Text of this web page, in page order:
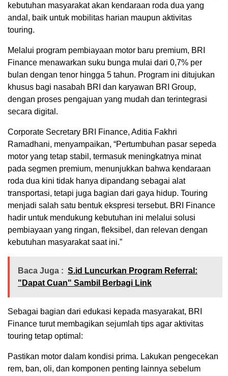
kebutuhan masyarakat akan kendaraan roda dua yang
andal, baik untuk mobilitas harian maupun aktivitas
touring.
Melalui program pembiayaan motor baru premium, BRI
Finance menawarkan suku bunga mulai dari 0,7% per
bulan dengan tenor hingga 5 tahun. Program ini ditujukan
khusus bagi nasabah BRI dan karyawan BRI Group,
dengan proses pengajuan yang mudah dan terintegrasi
secara digital.
Corporate Secretary BRI Finance, Aditia Fakhri
Ramadhani, menyampaikan, “Pertumbuhan pasar sepeda
motor yang tetap stabil, termasuk meningkatnya minat
pada segmen premium, menunjukkan bahwa kendaraan
roda dua kini tidak hanya dipandang sebagai alat
transportasi, tetapi juga bagian dari gaya hidup. Touring
menjadi salah satu bentuk ekspresi tersebut. BRI Finance
hadir untuk mendukung kebutuhan ini melalui solusi
pembiayaan yang ringan, fleksibel, dan relevan dengan
kebutuhan masyarakat saat ini.”
Baca Juga : S.id Luncurkan Program Referral:
"Dapat Cuan" Sambil Berbagi Link
Sebagai bagian dari edukasi kepada masyarakat, BRI
Finance turut membagikan sejumlah tips agar aktivitas
touring tetap optimal:
Pastikan motor dalam kondisi prima. Lakukan pengecekan
rem, ban, oli, dan komponen penting lainnya sebelum